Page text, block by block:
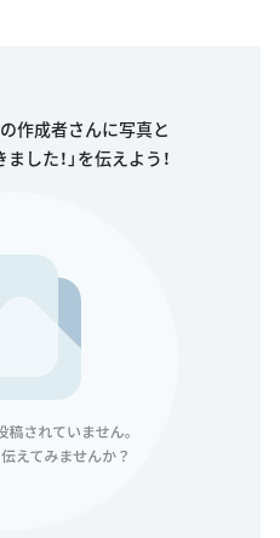
作成者さんに写真と
した！」を伝えよう！